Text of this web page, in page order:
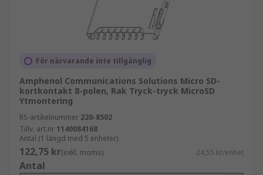
För närvarande inte tillgänglig
Amphenol Communications Solutions Micro SD-
kortkontakt 8-polen, Rak Tryck-tryck MicroSD
Ytmontering
RS-artikelnummer 220-8502
Tillv. art.nr 1140084168
Antal (1 längd med 5 enheter)
122,75 kr(exkl. moms) 24,55 kr/enhet
Antal